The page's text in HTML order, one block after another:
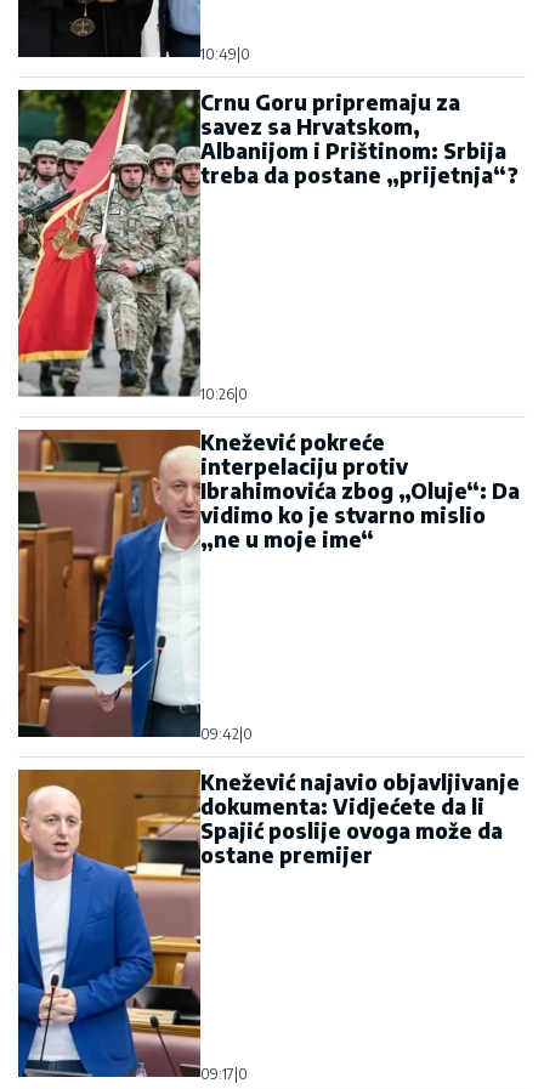
10:49 0
Crnu Goru pripremaju za
savez sa Hrvatskom,
Albanijom i Prištinom: Srbija
treba da postane „prijetnja“?
10:26 0
Knežević pokreće
interpelaciju protiv
Ibrahimovića zbog „Oluje“: Da
vidimo ko je stvarno mislio
„ne u moje ime“
09:42 0
Knežević najavio objavljivanje
dokumenta: Vidjećete da li
Spajić poslije ovoga može da
ostane premijer
09:17 0